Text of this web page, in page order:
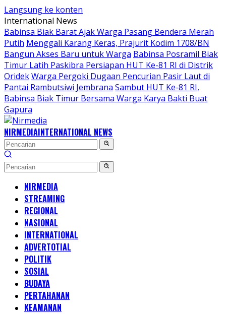
Langsung ke konten
International News
Babinsa Biak Barat Ajak Warga Pasang Bendera Merah
Putih Menggali Karang Keras, Prajurit Kodim 1708/BN
Bangun Akses Baru untuk Warga Babinsa Posramil Biak
Timur Latih Paskibra Persiapan HUT Ke-81 RI di Distrik
OridekWarga Pergoki Dugaan Pencurian Pasir Laut di
Pantai Rambutsiwi Jembrana Sambut HUT Ke-81 RI,
Babinsa Biak Timur Bersama Warga Karya Bakti Buat
Gapura
NIRMEDIAINTERNATIONAL NEWS
NIRMEDIA
STREAMING
REGIONAL
NASIONAL
INTERNATIONAL
ADVERTOTIAL
POLITIK
SOSIAL
BUDAYA
PERTAHANAN
KEAMANAN